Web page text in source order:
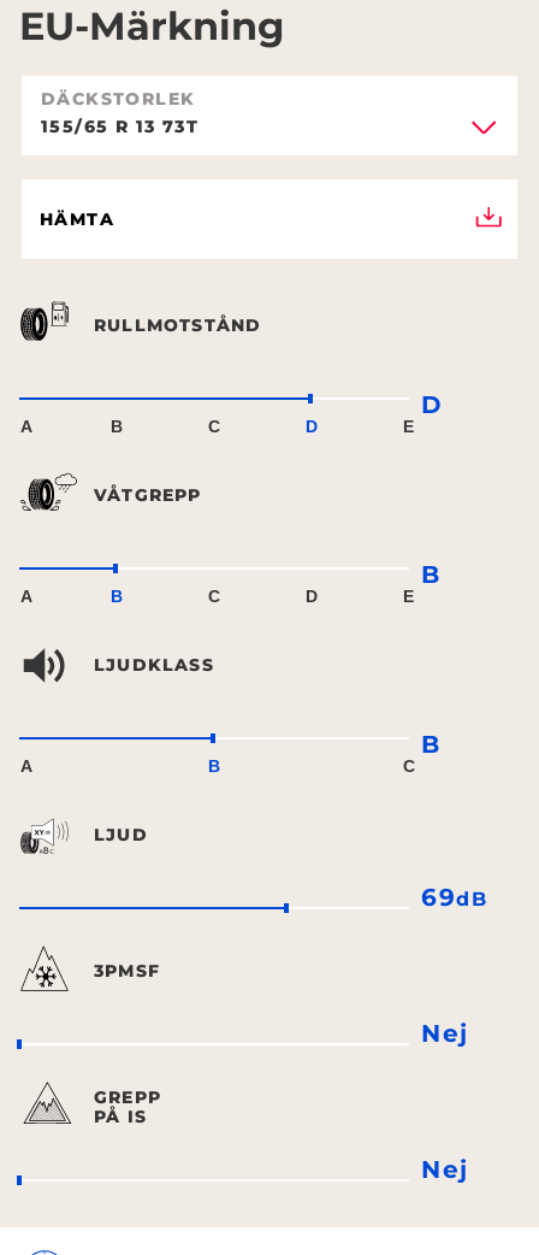
EU-Märkning
DÄCKSTORLEK
155/65 R 13 73T
HÄMTA
RULLMOTSTÅND
A B C D E
D
VÅTGREPP
A B C D E
B
LJUDKLASS
A B C
B
LJUD
69dB
3PMSF
Nej
GREPP
PÅ IS
Nej